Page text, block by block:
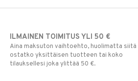
ILMAINEN TOIMITUS YLI 50 €
Aina maksuton vaihtoehto, huolimatta siitä
ostatko yksittäisen tuotteen tai koko
tilauksellesi joka ylittää 50 €.